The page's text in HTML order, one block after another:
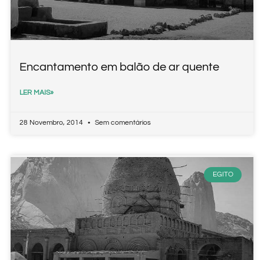
Encantamento em balão de ar quente
LER MAIS»
28 Novembro, 2014 Sem comentários
EGITO